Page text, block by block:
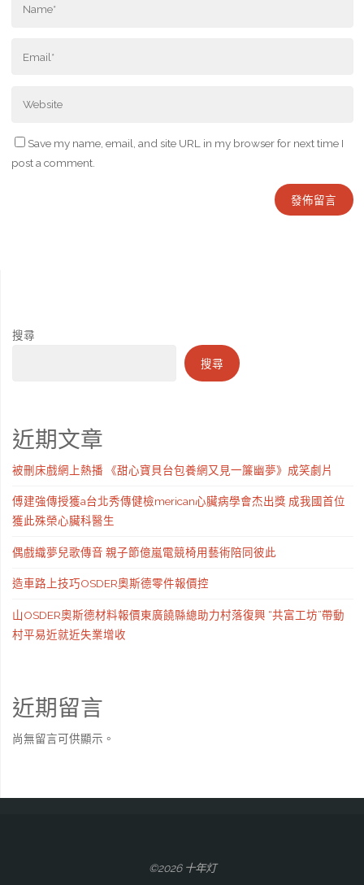
Save my name, email, and site URL in my browser for next time I
post a comment.
搜尋
搜尋
近期文章
被刪床戲網上熱播 《甜心寶貝台包養網又見一簾幽夢》成笑劇片
傅建強傳授獲a台北秀傳健檢merican心臟病學會杰出獎 成我國首位
獲此殊榮心臟科醫生
偶戲織夢兒歌傳音 親子節億嵐電競椅用藝術陪同彼此
造車路上技巧OSDER奧斯德零件報價控
山OSDER奧斯德材料報價東廣饒縣總助力村落復興 “共富工坊”帶動
村平易近就近失業增收
近期留言
尚無留言可供顯示。
©2026 十年灯